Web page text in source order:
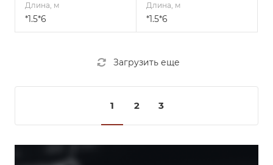
Длина, м
*1.5*6
Длина, м
*1.5*6
Загрузить еще
1 2 3